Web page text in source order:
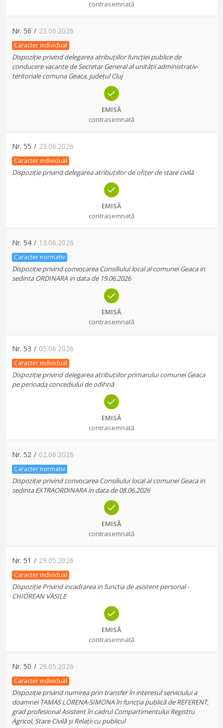
contrasemnată
Nr. 56 / 23.06.2026
Caracter individual
Dispoziție privind delegarea atribuțiilor funcției publice de
conducere vacante de Secretar General al unității administrativ-
teritoriale comuna Geaca, județul Cluj
EMISĂ
contrasemnată
Nr. 55 / 23.06.2026
Caracter individual
Dispoziție privind delegarea atribuțiilor de ofițer de stare civilă
EMISĂ
contrasemnată
Nr. 54 / 13.06.2026
Caracter normativ
Dispoziție privind convocarea Consiliului local al comunei Geaca in
sedinta ORDINARA in data de 19.06.2026
EMISĂ
contrasemnată
Nr. 53 / 05.06.2026
Caracter individual
Dispoziție privind delegarea atribuțiilor primarului comunei Geaca
pe perioada concediului de odihnă
EMISĂ
contrasemnată
Nr. 52 / 02.06.2026
Caracter normativ
Dispoziție privind convocarea Consiliului local al comunei Geaca in
sedinta EXTRAORDINARA in data de 08.06.2026
EMISĂ
contrasemnată
Nr. 51 / 29.05.2026
Caracter individual
Dispoziție Privind incadrarea in functia de asistent personal -
CHIOREAN VASILE
EMISĂ
contrasemnată
Nr. 50 / 29.05.2026
Caracter individual
Dispoziție privind numirea prin transfer în interesul serviciului a
doamnei TAMAS LORENA-SIMONA în funcția publică de REFERENT,
grad profesional Asistent în cadrul Compartimentului Registru
Agricol, Stare Civilă și Relații cu publicul